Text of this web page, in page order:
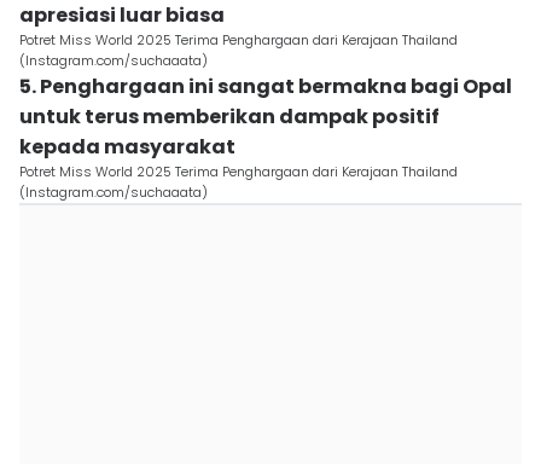
apresiasi luar biasa
Potret Miss World 2025 Terima Penghargaan dari Kerajaan Thailand
(Instagram.com/suchaaata)
5. Penghargaan ini sangat bermakna bagi Opal
untuk terus memberikan dampak positif
kepada masyarakat
Potret Miss World 2025 Terima Penghargaan dari Kerajaan Thailand
(Instagram.com/suchaaata)